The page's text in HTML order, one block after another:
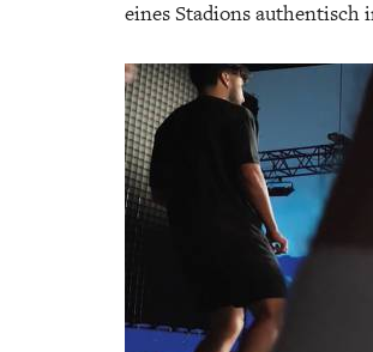
eines Stadions authentisch